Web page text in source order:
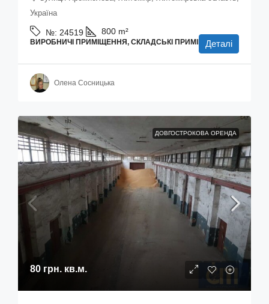
Україна
№: 24519 800 m²
ВИРОБНИЧІ ПРИМІЩЕННЯ, СКЛАДСЬКІ ПРИМІЩЕННЯ
Деталі
Олена Сосницька
ДОВГОСТРОКОВА ОРЕНДА
80 грн. кв.м.